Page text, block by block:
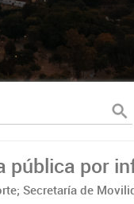
pública por
Secretaría de